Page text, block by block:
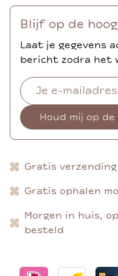
Blijf op de
Laat je gegevens
bericht zodra het
Houd mij op
Gratis
Gratis ophalen
Morgen in huis,
besteld